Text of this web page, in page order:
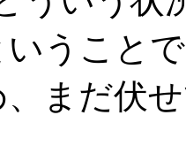
うこと
、まだ伏